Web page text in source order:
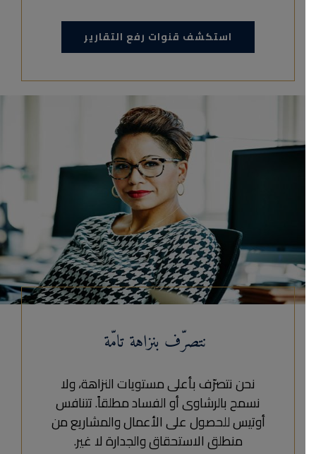
استكشف قنوات رفع التقارير
نتصرّف بنزاهة تامّة
نحن نتصرّف بأعلى مستويات النزاهة، ولا
نسمح بالرشاوى أو الفساد مطلقاً. تتنافس
أوتيس للحصول على الأعمال والمشاريع من
منطلق الاستحقاق والجدارة لا غير.